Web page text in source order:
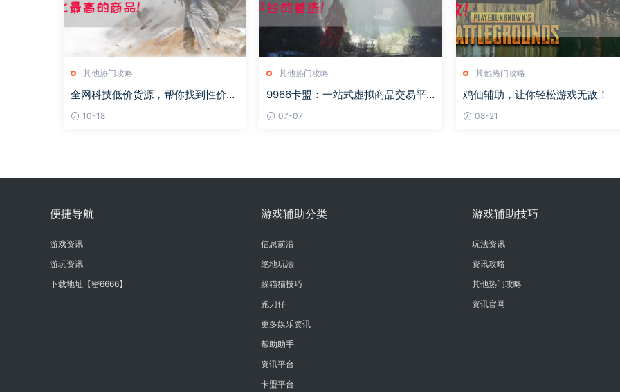
其他热门攻略
全网科技低价货源，帮你找到性价比
10-18
其他热门攻略
9966卡盟：一站式虚拟商品交易平
07-07
其他热门攻略
鸡仙辅助，让你轻松游戏无敌！
08-21
便捷导航
游戏资讯
游玩资讯
下载地址【密6666】
游戏辅助分类
信息前沿
绝地玩法
躲猫猫技巧
跑刀仔
更多娱乐资讯
帮助助手
资讯平台
卡盟平台
游戏辅助技巧
玩法资讯
资讯攻略
其他热门攻略
资讯官网